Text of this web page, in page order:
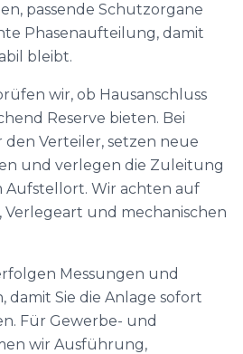
passende Schutzorgane
Phasenaufteilung, damit
bleibt.
wir, ob Hausanschluss
Reserve bieten. Bei
Verteiler, setzen neue
und verlegen die Zuleitung
Aufstellort. Wir achten auf
und mechanischen
Messungen und
Sie die Anlage sofort
Für Gewerbe- und
wir Ausführung,